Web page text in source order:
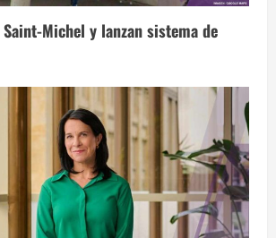
Michel y lanzan sistema de